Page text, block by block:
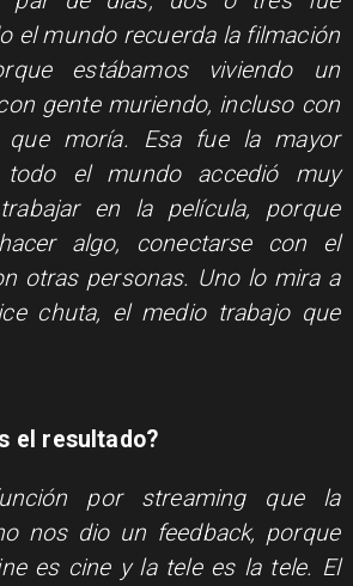
el mundo recuerda la filmación
estábamos viviendo un
gente muriendo, incluso con
que moría. Esa fue la mayor
todo el mundo accedió muy
en la película, porque
algo, conectarse con el
otras personas. Uno lo mira a
chuta, el medio trabajo que
el resultado?
por streaming que la
nos dio un feedback, porque
es cine y la tele es la tele. El